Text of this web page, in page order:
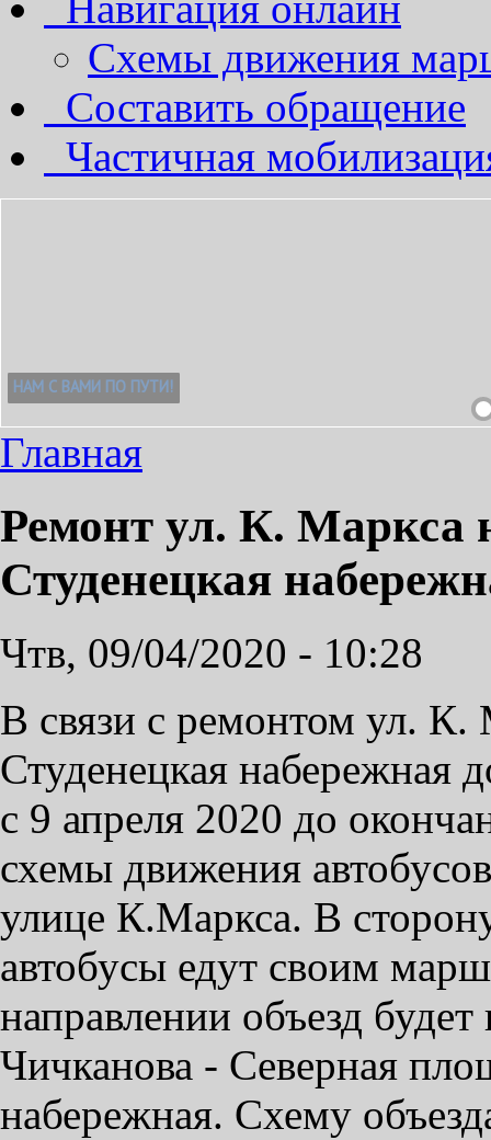
Схемы движения
Составить обращение
Частичная
Главная
Ремонт ул. К. Маркса
Студенецкая
Чтв, 09/04/2020 - 10:28
В связи с ремонтом ул. К.
Студенецкая набережная
с 9 апреля 2020 до
схемы движения
улице К.Маркса. В
автобусы едут своим
направлении объезд
Чичканова - Северная
набережная. Схему